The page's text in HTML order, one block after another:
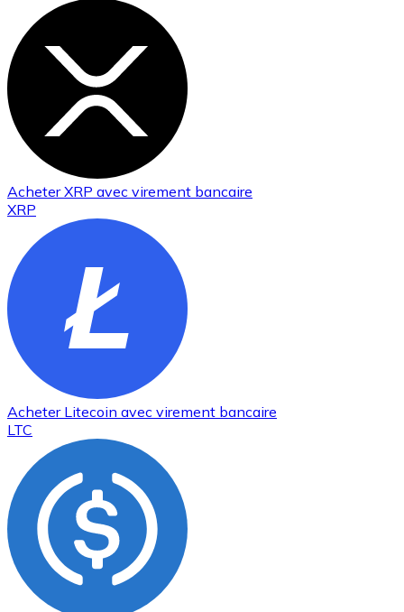
AcheterXRP avec virement bancaire
XRP
Acheter Litecoin avec virement bancaire
LTC